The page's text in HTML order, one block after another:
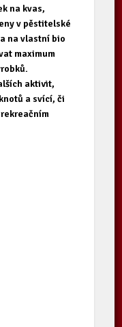
na kvas,
v pěstitelské
na vlastní bio
maximum
aktivit,
a svící, či